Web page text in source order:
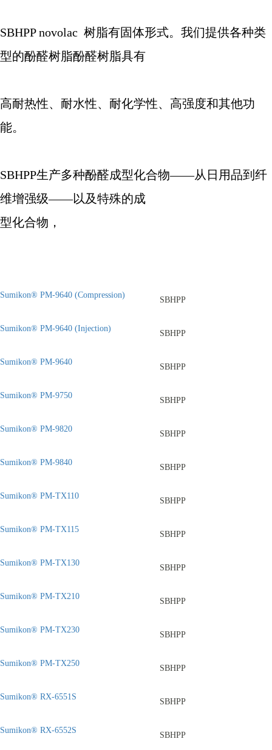
SBHPP novolac 树脂有固体形式。我们提供各种类
型的酚醛树脂酚醛树脂具有
高耐热性、耐水性、耐化学性、高强度和其他功
能。
SBHPP生产多种酚醛成型化合物——从日用品到纤
维增强级——以及特殊的成
型化合物，
Sumikon® PM-9640 (Compression)
SBHPP
Sumikon® PM-9640 (Injection)
SBHPP
Sumikon® PM-9640
SBHPP
Sumikon® PM-9750
SBHPP
Sumikon® PM-9820
SBHPP
Sumikon® PM-9840
SBHPP
Sumikon® PM-TX110
SBHPP
Sumikon® PM-TX115
SBHPP
Sumikon® PM-TX130
SBHPP
Sumikon® PM-TX210
SBHPP
Sumikon® PM-TX230
SBHPP
Sumikon® PM-TX250
SBHPP
Sumikon® RX-6551S
SBHPP
Sumikon® RX-6552S
SBHPP